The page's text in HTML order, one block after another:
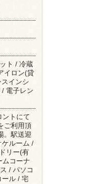
ト / 冷蔵
イロン(貸
インシ
電子レン
トにて
ご利用頂
。駅送迎
ルーム /
リー(有
ムコーナ
/ パソコ
ール / 宅